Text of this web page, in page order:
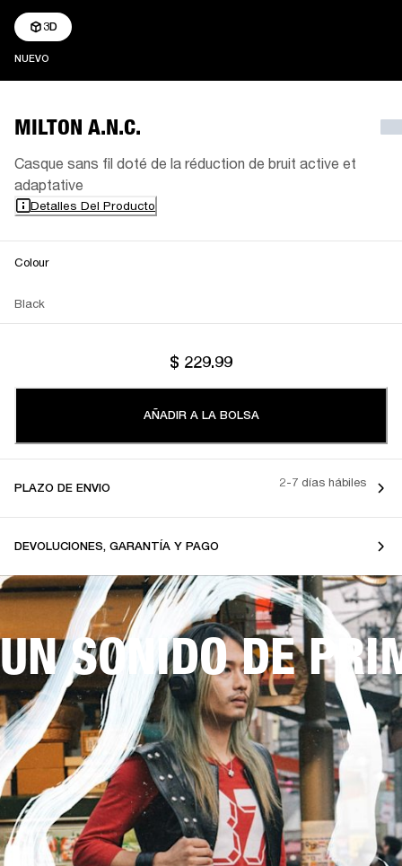
NUEVO
3D
MILTON A.N.C.
Casque sans fil doté de la réduction de bruit active et
adaptative
Detalles Del Producto
Colour
Black
$ 229.99
AÑADIR A LA BOLSA
PLAZO DE ENVIO 2-7 días hábiles
DEVOLUCIONES, GARANTÍA Y PAGO
UN SONIDO DE